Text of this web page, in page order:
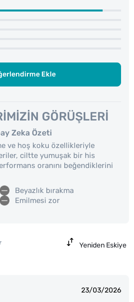
Ekle
GÖRÜŞLERI
Zeka Özeti
ve hoş koku özellikleriyle
ciltte yumuşak bir his
oranını beğendiklerini
Beyazlık bırakma
Emilmesi zor
Yeniden Eskiye
23/03/2026